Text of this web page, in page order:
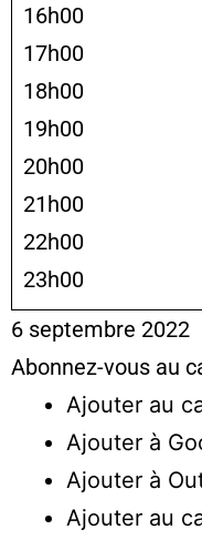
16h00
17h00
18h00
19h00
20h00
21h00
22h00
23h00
6 septembre 2022
Abonnez-vous au
Ajouter au
Ajouter à
Ajouter à
Ajouter au